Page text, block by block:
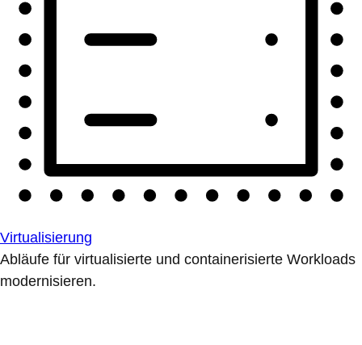
Virtualisierung
Abläufe für virtualisierte und containerisierte Workloads
modernisieren.